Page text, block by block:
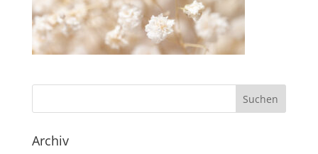
Archiv